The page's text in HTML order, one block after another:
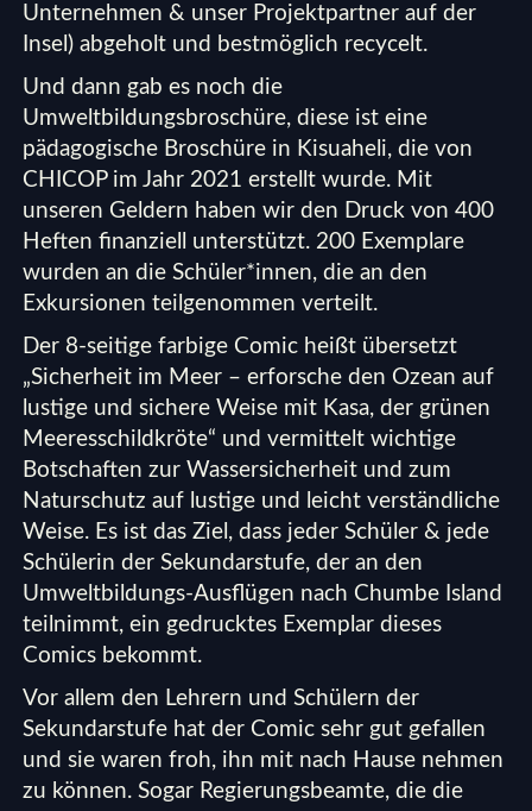
Unternehmen & unser Projektpartner auf der
Insel) abgeholt und bestmöglich recycelt.
Und dann gab es noch die
Umweltbildungsbroschüre, diese ist eine
pädagogische Broschüre in Kisuaheli, die von
CHICOP im Jahr 2021 erstellt wurde. Mit
unseren Geldern haben wir den Druck von 400
Heften finanziell unterstützt. 200 Exemplare
wurden an die Schüler*innen, die an den
Exkursionen teilgenommen verteilt.
Der 8-seitige farbige Comic heißt übersetzt
„Sicherheit im Meer – erforsche den Ozean auf
lustige und sichere Weise mit Kasa, der grünen
Meeresschildkröte“ und vermittelt wichtige
Botschaften zur Wassersicherheit und zum
Naturschutz auf lustige und leicht verständliche
Weise. Es ist das Ziel, dass jeder Schüler & jede
Schülerin der Sekundarstufe, der an den
Umweltbildungs-Ausflügen nach Chumbe Island
teilnimmt, ein gedrucktes Exemplar dieses
Comics bekommt.
Vor allem den Lehrern und Schülern der
Sekundarstufe hat der Comic sehr gut gefallen
und sie waren froh, ihn mit nach Hause nehmen
zu können. Sogar Regierungsbeamte, die die